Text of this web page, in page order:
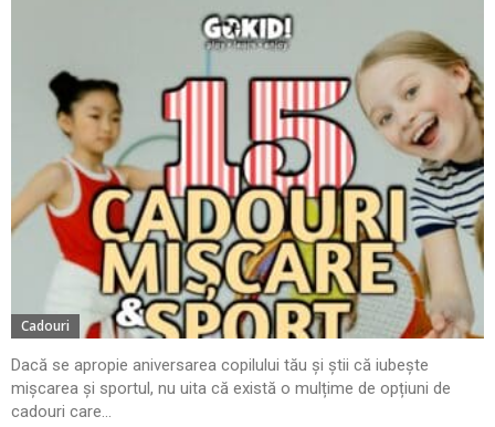
Cadouri
Dacă se apropie aniversarea copilului tău și știi că iubește
mișcarea și sportul, nu uita că există o mulțime de opțiuni de
cadouri care...